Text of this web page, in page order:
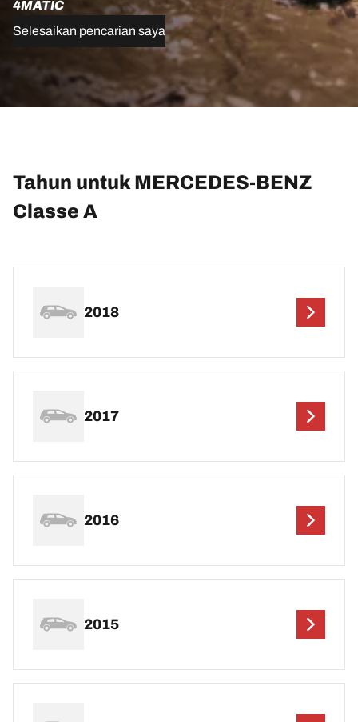
4MATIC
Selesaikan pencarian saya
Tahun untuk MERCEDES-BENZ
Classe A
2018
2017
2016
2015